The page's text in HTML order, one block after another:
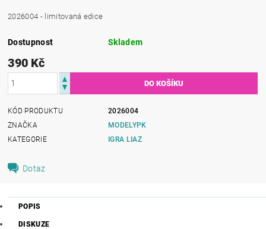
2026004 - limitovaná edice
Dostupnost Skladem
390 Kč
KÓD PRODUKTU
2026004
ZNAČKA
MODELYPK
KATEGORIE
IGRA LIAZ
Dotaz
POPIS
DISKUZE